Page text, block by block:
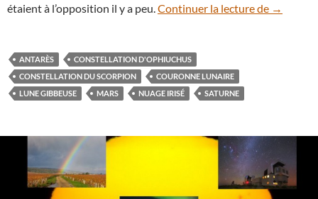
étaient à l’opposition il y a peu.Continuer la lecture de Une
→
ANTARÈS
CONSTELLATION D'OPHIUCHUS
CONSTELLATION DU SCORPION
COURONNE LUNAIRE
LUNE GIBBEUSE
MARS NUAGE IRISÉ SATURNE